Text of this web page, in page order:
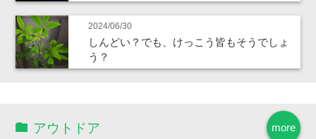
2024/06/30
しんどい？でも、けっこう皆もそうでしょ
う？
more
アウトドア